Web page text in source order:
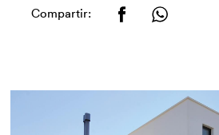
Compartir: